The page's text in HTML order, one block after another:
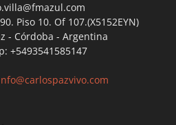
Piso 10. Of 107.(X5152EYN)
- Córdoba - Argentina
+5493541585147